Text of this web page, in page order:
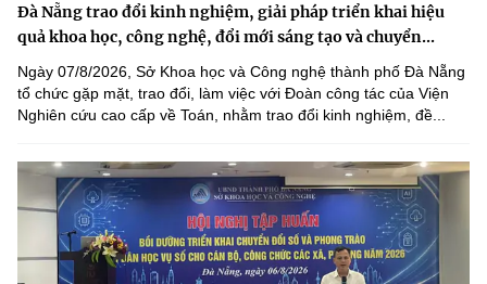
Đà Nẵng trao đổi kinh nghiệm, giải pháp triển khai hiệu
quả khoa học, công nghệ, đổi mới sáng tạo và chuyển...
Ngày 07/8/2026, Sở Khoa học và Công nghệ thành phố Đà Nẵng
tổ chức gặp mặt, trao đổi, làm việc với Đoàn công tác của Viện
Nghiên cứu cao cấp về Toán, nhằm trao đổi kinh nghiệm, đề...